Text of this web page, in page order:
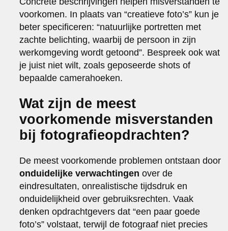
voorkomen. In plaats van “creatieve foto’s” kun je
beter specificeren: “natuurlijke portretten met
zachte belichting, waarbij de persoon in zijn
werkomgeving wordt getoond”. Bespreek ook wat
je juist niet wilt, zoals geposeerde shots of
bepaalde camerahoeken.
Wat zijn de meest
voorkomende misverstanden
bij fotografieopdrachten?
De meest voorkomende problemen ontstaan door
onduidelijke verwachtingen over de
eindresultaten, onrealistische tijdsdruk en
onduidelijkheid over gebruiksrechten. Vaak
denken opdrachtgevers dat “een paar goede
foto’s” volstaat, terwijl de fotograaf niet precies